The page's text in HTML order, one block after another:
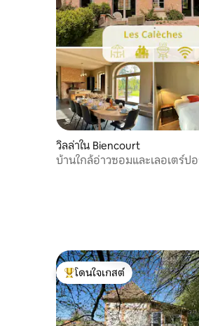
วิลล่าใน Biencourt
บ้านใกล้อ่าวซอมและเลอเตร์ปอ
โดนใจเกสต์ที่สุด
โดนใจเกสต์